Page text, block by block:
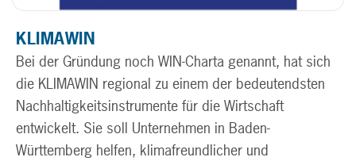
KLIMAWIN
Bei der Gründung noch WIN-Charta genannt, hat sich
die KLIMAWIN regional zu einem der bedeutendsten
Nachhaltigkeitsinstrumente für die Wirtschaft
entwickelt. Sie soll Unternehmen in Baden-
Württemberg helfen, klimafreundlicher und